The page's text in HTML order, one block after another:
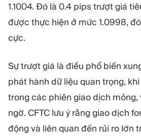
1.1004. Đó là 0.4 pips trượt giá
được thực hiện ở mức 1.0998,
cực.
Sự trượt giá là điều phổ biến
phát hành dữ liệu quan trọng,
trong các phiên giao dịch
ngờ. CFTC lưu ý rằng giao dịch
động và liên quan đến rủi ro lớn